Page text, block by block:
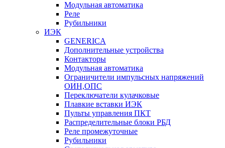
Модульная автоматика
Реле
Рубильники
ИЭК
GENERICA
Дополнительные устройства
Контакторы
Модульная автоматика
Ограничители импульсных напряжений
ОИН,ОПС
Переключатели кулачковые
Плавкие вставки ИЭК
Пульты управления ПКТ
Распределительные блоки РБД
Реле промежуточные
Рубильники